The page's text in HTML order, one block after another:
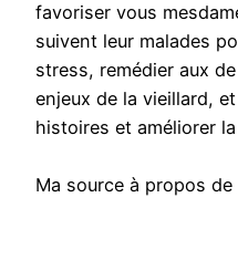
favoriser vous
suivent leur malades
stress, remédier aux
enjeux de la vieillard,
histoires et améliorer
Ma source à propos de